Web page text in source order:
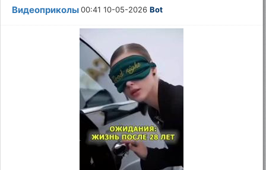
Видеоприколы00:41 10-05-2026Bot